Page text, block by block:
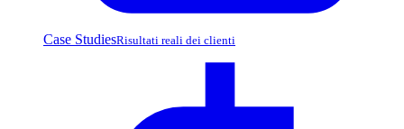
Case StudiesRisultati reali dei clienti